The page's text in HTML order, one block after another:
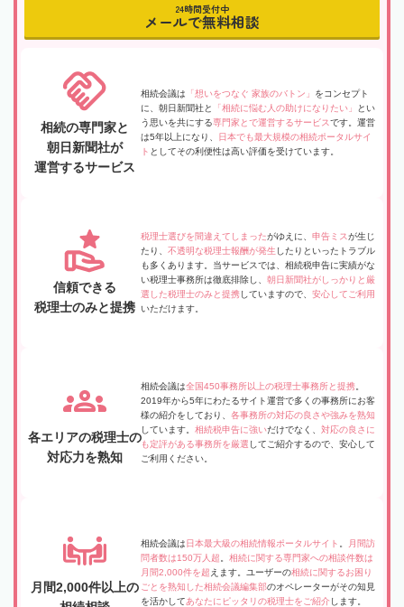
24時間受付中
メールで無料相談
相続の専門家と
朝日新聞社が
運営するサービス
相続会議は 「想いをつなぐ 家族のバトン」 をコンセプト
に、朝日新聞社と
「相続に悩む人の助けになりたい」
とい
う思いを共にする専門家とで運営するサービスです。運営
は5年以上になり、
日本でも最大規模の相続ポータルサイ
ト としてその利便性は高い評価を受けています。
信頼できる
税理士のみと提携
税理士選びを間違えてしまったがゆえに、 申告ミスが生じ
たり、 不透明な税理士報酬が発生 したりといったトラブル
も多くあります。当サービスでは、相続税申告に実績がな
い税理士事務所は徹底排除し、 朝日新聞社がしっかりと厳
選した税理士のみと提携していますので、 安心してご利用
いただけます。
各エリアの税理士の
対応力を熟知
相続会議は全国450事務所以上の税理士事務所と提携
2019年から5年にわたるサイト運営で多くの事務所にお客
様の紹介をしており、 各事務所の対応の良さや強みを熟知
しています。 相続税申告に強いだけでなく、 対応の良さに
も定評がある事務所を厳選 してご紹介するので、安心して
ご利用ください。
月間2,000件以上の
相続会議は 日本最大級の相続情報ポータルサイト
月間訪
問者数は150万人超
相続に関する専門家への相談件数は
月間2,000件を超 えます。ユーザーの相続に関するお困り
ごとを熟知した相続会議編集部のオペレーターがその知見
を活かしてあなたにピッタリの税理士をご紹介 します。